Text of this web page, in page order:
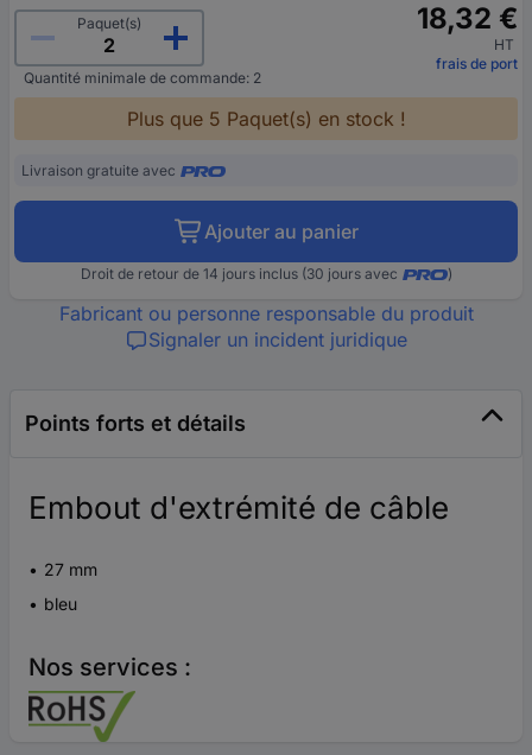
Paquet(s)
Quantité minimale de commande: 2
18,32 €
HT
frais de port
Plus que 5 Paquet(s) en stock !
Livraison gratuite avec
Ajouter au panier
Droit de retour de 14 jours inclus (30 jours avec )
Fabricant ou personne responsable du produit
Signaler un incident juridique
Points forts et détails
Embout d'extrémité de câble
27 mm
bleu
Nos services :